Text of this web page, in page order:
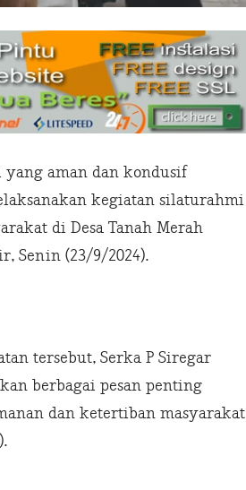
aman dan kondusif
kegiatan silaturahmi
di Desa Tanah Merah
Senin (23/9/2024).
tersebut, Serka P Siregar
berbagai pesan penting
dan ketertiban masyarakat